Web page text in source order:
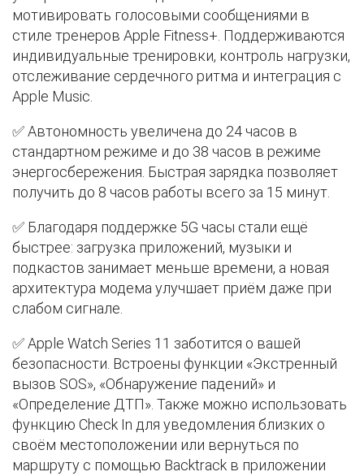
мотивировать голосовыми сообщениями в
стиле тренеров Apple Fitness+. Поддерживаются
индивидуальные тренировки, контроль нагрузки,
отслеживание сердечного ритма и интеграция с
Apple Music.
✅ Автономность увеличена до 24 часов в
стандартном режиме и до 38 часов в режиме
энергосбережения. Быстрая зарядка позволяет
получить до 8 часов работы всего за 15 минут.
✅ Благодаря поддержке 5G часы стали ещё
быстрее: загрузка приложений, музыки и
подкастов занимает меньше времени, а новая
архитектура модема улучшает приём даже при
слабом сигнале.
✅ Apple Watch Series 11 заботится о вашей
безопасности. Встроены функции «Экстренный
вызов SOS», «Обнаружение падений» и
«Определение ДТП». Также можно использовать
функцию Check In для уведомления близких о
своём местоположении или вернуться по
маршруту с помощью Backtrack в приложении